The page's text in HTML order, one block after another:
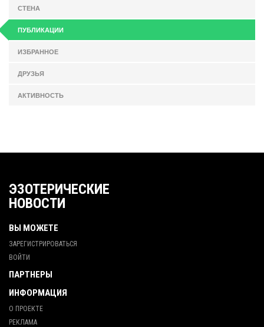
СТЕНА
ПУБЛИКАЦИИ
ИЗБРАННОЕ
ДРУЗЬЯ
АКТИВНОСТЬ
ЭЗОТЕРИЧЕСКИЕ
НОВОСТИ
ВЫ МОЖЕТЕ
ЗАРЕГИСТРИРОВАТЬСЯ
ВОЙТИ
ПАРТНЕРЫ
ИНФОРМАЦИЯ
О ПРОЕКТЕ
РЕКЛАМА